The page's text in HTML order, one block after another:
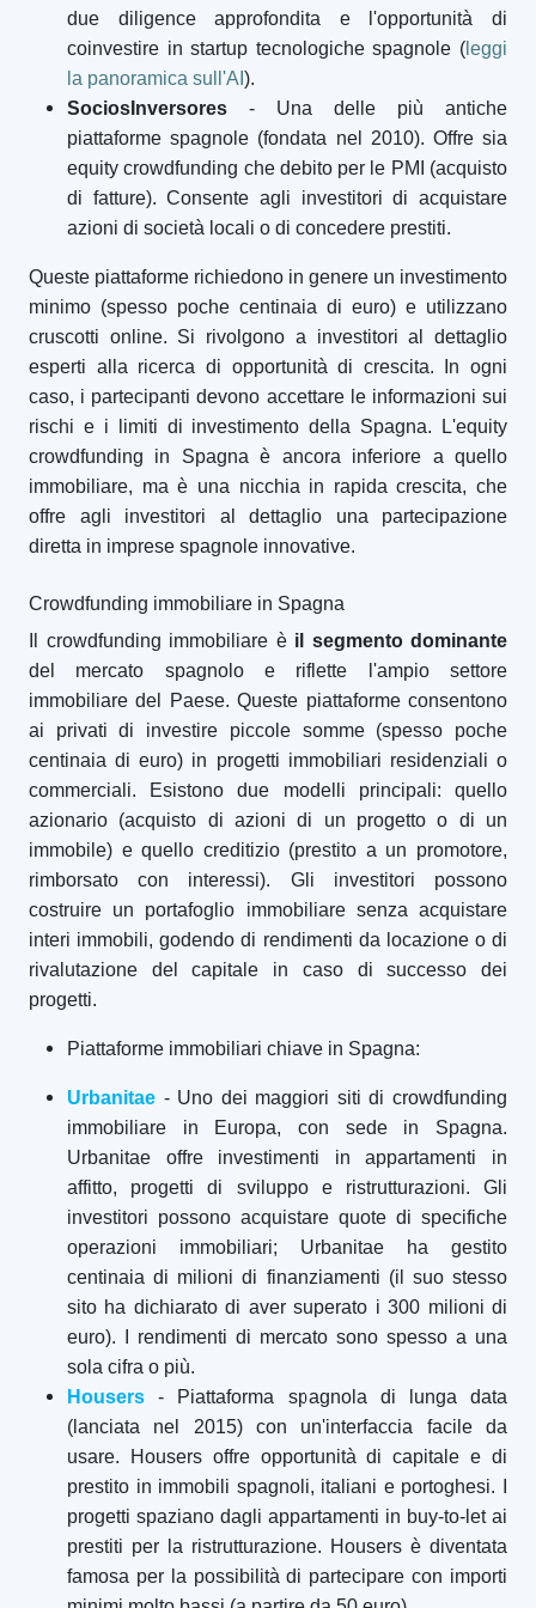
due diligence approfondita e l'opportunità di
coinvestire in startup tecnologiche spagnole ( leggi
la panoramica sull'AI ).
SociosInversores - Una delle più antiche
piattaforme spagnole (fondata nel 2010). Offre sia
equity crowdfunding che debito per le PMI (acquisto
di fatture). Consente agli investitori di acquistare
azioni di società locali o di concedere prestiti.
Queste piattaforme richiedono in genere un investimento
minimo (spesso poche centinaia di euro) e utilizzano
cruscotti online. Si rivolgono a investitori al dettaglio
esperti alla ricerca di opportunità di crescita. In ogni
caso, i partecipanti devono accettare le informazioni sui
rischi e i limiti di investimento della Spagna. L'equity
crowdfunding in Spagna è ancora inferiore a quello
immobiliare, ma è una nicchia in rapida crescita, che
offre agli investitori al dettaglio una partecipazione
diretta in imprese spagnole innovative.
Crowdfunding immobiliare in Spagna
Il crowdfunding immobiliare è il segmento dominante
del mercato spagnolo e riflette l'ampio settore
immobiliare del Paese. Queste piattaforme consentono
ai privati di investire piccole somme (spesso poche
centinaia di euro) in progetti immobiliari residenziali o
commerciali. Esistono due modelli principali: quello
azionario (acquisto di azioni di un progetto o di un
immobile) e quello creditizio (prestito a un promotore,
rimborsato con interessi). Gli investitori possono
costruire un portafoglio immobiliare senza acquistare
interi immobili, godendo di rendimenti da locazione o di
rivalutazione del capitale in caso di successo dei
progetti.
Piattaforme immobiliari chiave in Spagna:
Urbanitae - Uno dei maggiori siti di crowdfunding
immobiliare in Europa, con sede in Spagna.
Urbanitae offre investimenti in appartamenti in
affitto, progetti di sviluppo e ristrutturazioni. Gli
investitori possono acquistare quote di specifiche
operazioni immobiliari; Urbanitae ha gestito
centinaia di milioni di finanziamenti (il suo stesso
sito ha dichiarato di aver superato i 300 milioni di
euro). I rendimenti di mercato sono spesso a una
sola cifra o più.
Housers - Piattaforma spagnola di lunga data
(lanciata nel 2015) con un'interfaccia facile da
usare. Housers offre opportunità di capitale e di
prestito in immobili spagnoli, italiani e portoghesi. I
progetti spaziano dagli appartamenti in buy-to-let ai
prestiti per la ristrutturazione. Housers è diventata
famosa per la possibilità di partecipare con importi